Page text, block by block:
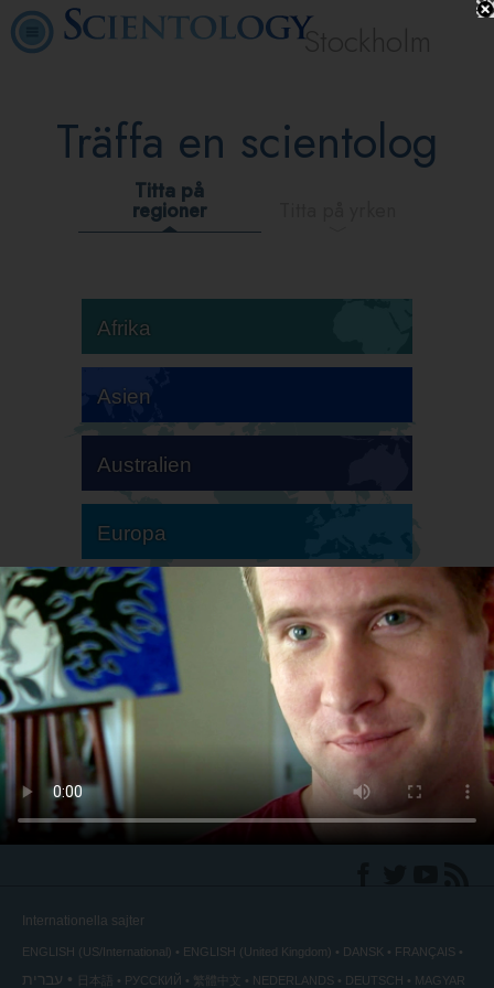
Stockholm
Träffa en scientolog
Titta på
regioner
Afrika
Asien
Australien
Europa
Sydamerika
Nordamerika
Internationella sajter
ENGLISH (US/International) ENGLISH (United Kingdom) DANSK FRANÇAIS
עברית 日本語 РУССКИЙ 繁體中文 NEDERLANDS DEUTSCH MAGYAR